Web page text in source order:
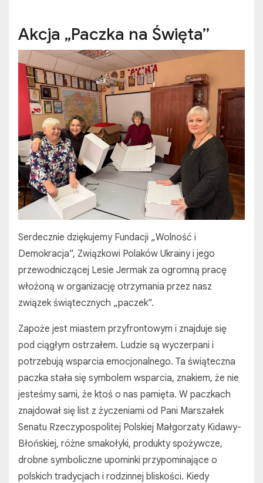
Akcja „Paczka na Święta”
Serdecznie dziękujemy Fundacji „Wolność i
Demokracja”, Związkowi Polaków Ukrainy i jego
przewodniczącej Lesie Jermak za ogromną pracę
włożoną w organizację otrzymania przez nasz
związek świątecznych „paczek”.
Zapoże jest miastem przyfrontowym i znajduje się
pod ciągłym ostrzałem. Ludzie są wyczerpani i
potrzebują wsparcia emocjonalnego. Ta świąteczna
paczka stała się symbolem wsparcia, znakiem, że nie
jesteśmy sami, że ktoś o nas pamięta. W paczkach
znajdował się list z życzeniami od Pani Marszałek
Senatu Rzeczypospolitej Polskiej Małgorzaty Kidawy-
Błońskiej, różne smakołyki, produkty spożywcze,
drobne symboliczne upominki przypominające o
polskich tradycjach i rodzinnej bliskości. Kiedy